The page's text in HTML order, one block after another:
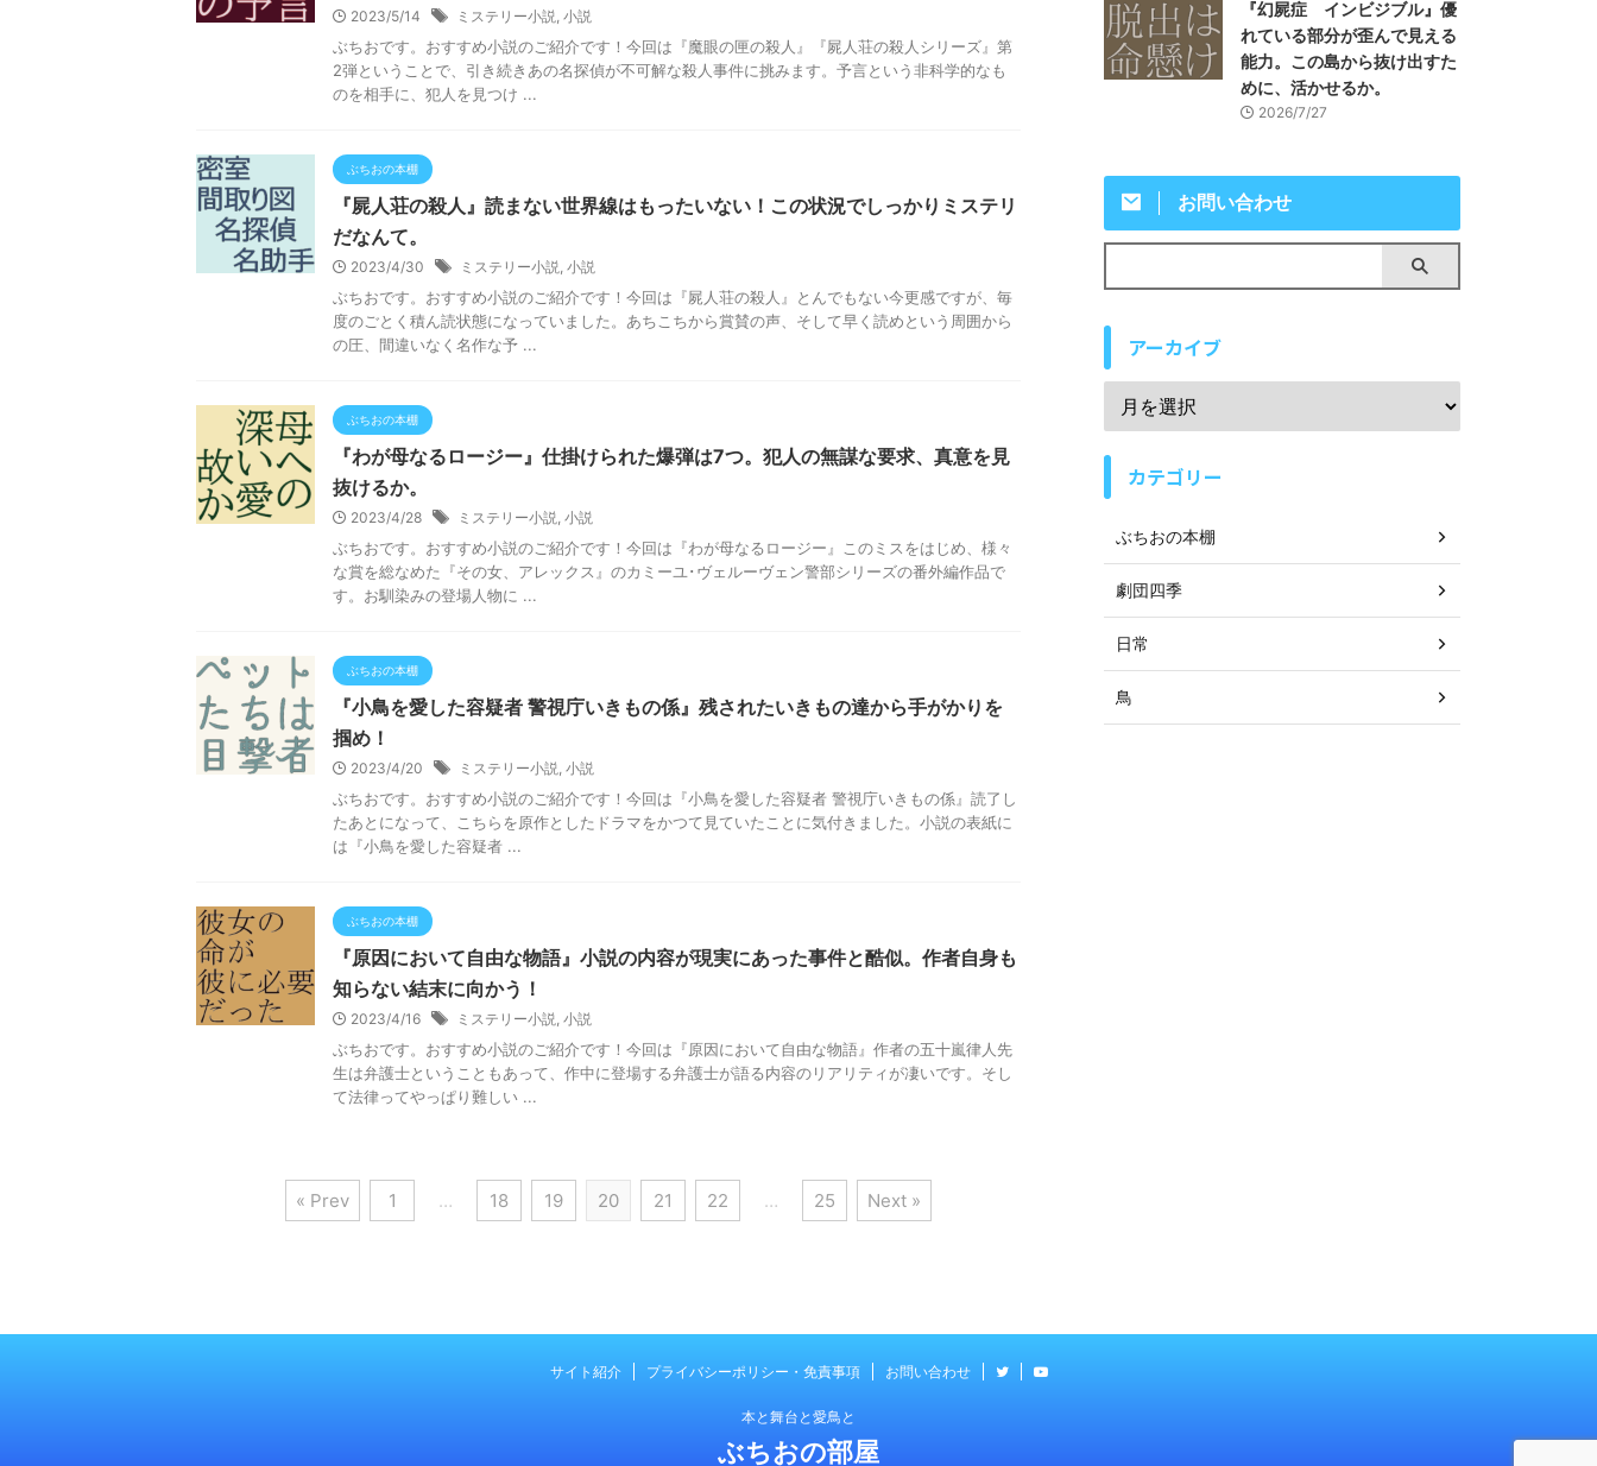
2023/5/14 ミステリー小説, 小説
ぶちおです。おすすめ小説のご紹介です！今回は『魔眼の匣の殺人』『屍人荘の殺人シリーズ』第
2弾ということで、引き続きあの名探偵が不可解な殺人事件に挑みます。予言という非科学的なも
のを相手に、犯人を見つけ ...
ぶちおの本棚
『屍人荘の殺人』読まない世界線はもったいない！この状況でしっかりミステリ
だなんて。
2023/4/30 ミステリー小説, 小説
ぶちおです。おすすめ小説のご紹介です！今回は『屍人荘の殺人』とんでもない今更感ですが、毎
度のごとく積ん読状態になっていました。あちこちから賞賛の声、そして早く読めという周囲から
の圧、間違いなく名作な予 ...
ぶちおの本棚
『わが母なるロージー』仕掛けられた爆弾は7つ。犯人の無謀な要求、真意を見
抜けるか。
2023/4/28 ミステリー小説, 小説
ぶちおです。おすすめ小説のご紹介です！今回は『わが母なるロージー』このミスをはじめ、様々
な賞を総なめた『その女、アレックス』のカミーユ･ヴェルーヴェン警部シリーズの番外編作品で
す。お馴染みの登場人物に ...
ぶちおの本棚
『小鳥を愛した容疑者 警視庁いきもの係』残されたいきもの達から手がかりを
掴め！
2023/4/20 ミステリー小説, 小説
ぶちおです。おすすめ小説のご紹介です！今回は『小鳥を愛した容疑者 警視庁いきもの係』読了し
たあとになって、こちらを原作としたドラマをかつて見ていたことに気付きました。小説の表紙に
は『小鳥を愛した容疑者 ...
ぶちおの本棚
『原因において自由な物語』小説の内容が現実にあった事件と酷似。作者自身も
知らない結末に向かう！
2023/4/16 ミステリー小説, 小説
ぶちおです。おすすめ小説のご紹介です！今回は『原因において自由な物語』作者の五十嵐律人先
生は弁護士ということもあって、作中に登場する弁護士が語る内容のリアリティが凄いです。そし
て法律ってやっぱり難しい ...
« Prev 1 … 18 19 20 21 22 … 25 Next »
『幻屍症 インビジブル』優
れている部分が歪んで見える
能力。この島から抜け出すた
めに、活かせるか。
2026/7/27
お問い合わせ
アーカイブ
カテゴリー
ぶちおの本棚
劇団四季
日常
鳥
サイト紹介 プライバシーポリシー・免責事項 お問い合わせ
本と舞台と愛鳥と
ぶちおの部屋